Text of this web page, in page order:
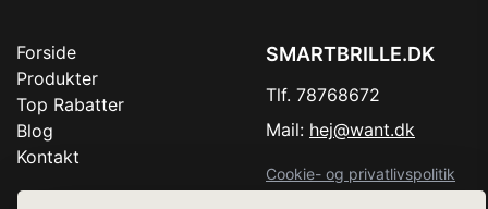
Forside
Produkter
Top Rabatter
Blog
Kontakt
SMARTBRILLE.DK
Tlf. 78768672
Mail: hej@want.dk
Cookie- og privatlivspolitik